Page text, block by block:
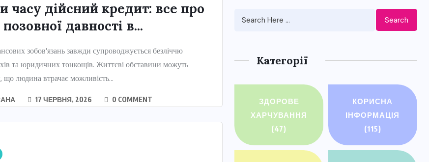
часу дійсний кредит: все про
давності в...
зобов’язань завжди супроводжується безліччю
та юридичних тонкощів. Життєві обставини можуть
що людина втрачає можливість...
17 ЧЕРВНЯ, 2026 0 COMMENT
Search
Категорії
ЗДОРОВЕ
ХАРЧУВАННЯ
(47)
КОРИСНА
ІНФОРМАЦІЯ
(115)